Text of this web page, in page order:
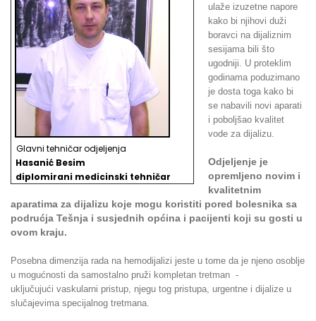
Glavni tehničar odjeljenja
Hasanić Besim
diplomirani medicinski tehničar
ulaže izuzetne napore
kako bi njihovi duži
boravci na dijaliznim
sesijama bili što
ugodniji. U proteklim
godinama poduzimano
je dosta toga kako bi
se nabavili novi aparati
i poboljšao kvalitet
vode za dijalizu.
Odjeljenje je
opremljeno novim i
kvalitetnim
aparatima za dijalizu koje mogu koristiti pored bolesnika sa
podrućja Tešnja i susjednih općina i pacijenti koji su gosti u
ovom kraju.
Posebna dimenzija rada na hemodijalizi jeste u tome da je njeno osoblje
u mogućnosti da samostalno pruži kompletan tretman -
uključujući vaskularni pristup, njegu tog pristupa, urgentne i dijalize u
slučajevima specijalnog tretmana.